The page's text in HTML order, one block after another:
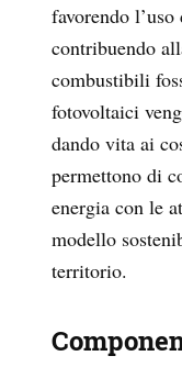
favorendo
contribuendo
combustibili
fotovoltaici
dando vita ai
permettono di
energia con le
modello
territorio.